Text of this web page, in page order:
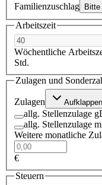
Familienzuschlag Bitte
Arbeitszeit
Wöchentliche
Std.
Zulagen und
Zulagen Aufklappen
allg. Stellenzulage
allg. Stellenzulage
Weitere monatliche
€
Steuern